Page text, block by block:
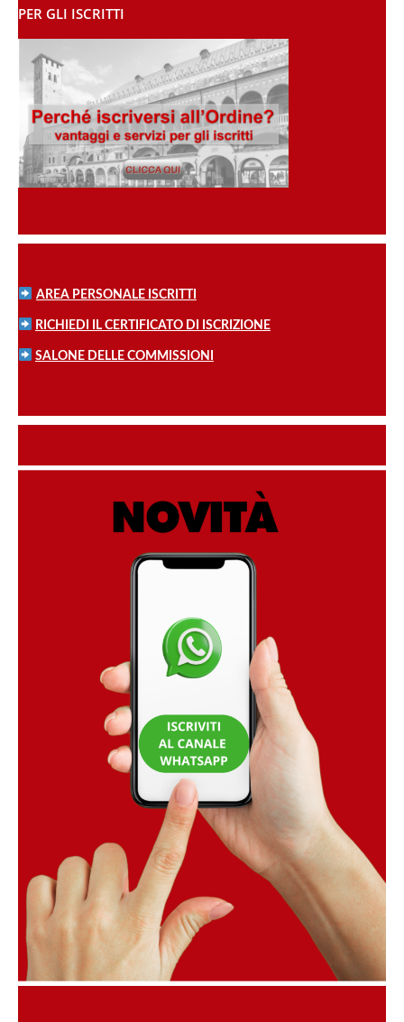
PER GLI ISCRITTI
AREA PERSONALE ISCRITTI
RICHIEDI IL CERTIFICATO DI ISCRIZIONE
SALONE DELLE COMMISSIONI